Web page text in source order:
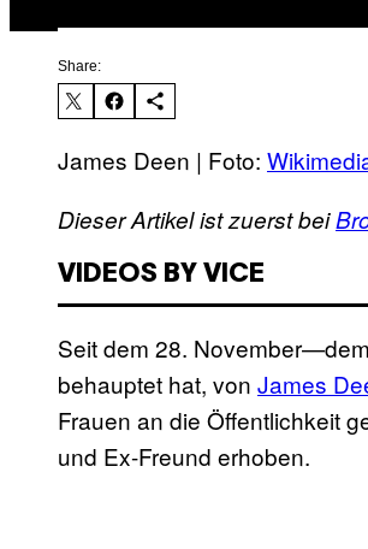
Share:
James Deen | Foto:
Dieser Artikel ist zuerst bei
VIDEOS BY VICE
Seit dem 28.
behauptet hat, von James
Frauen an die Öffentlichkeit
und Ex-Freund erhoben.